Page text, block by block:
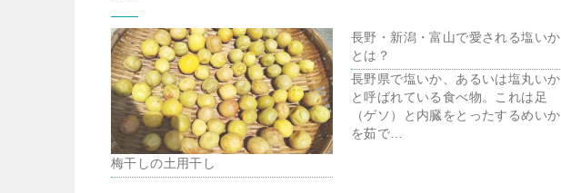
梅干しの土用干し
長野・新潟・富山で愛される塩いか
とは？
長野県で塩いか、あるいは塩丸いか
と呼ばれている食べ物。これは足
（ゲソ）と内臓をとったするめいか
を茹で…